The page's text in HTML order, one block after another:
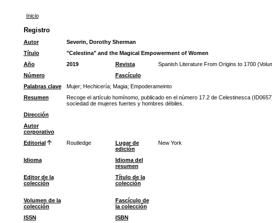
Inicio
Registro
Autor
Severin, Dorothy Sherman
Título
"Celestina" and the Magical Empowerment of Women
Año
2019 Revista Spanish Literature From Origins to 1700
Número
Fascículo
Palabras clave
Mujer; Hechicería; Magia; Empoderameinto
Resumen
Recoge el artículo homínomo, publicado en el número 17.2 de Celestinesca
sociedad de mujeres fuertes y hombres débiles.
Dirección
Autor
corporativo
Editorial Routledge
Lugar de
edición
New York
Idioma
Idioma del
resumen
Editor de la
colección
Título de la
colección
Volumen de la
colección
Fascículo de
la colección
ISSN ISBN